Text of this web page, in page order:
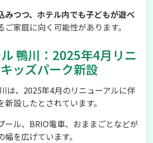
みつつ、ホテル内でも子どもが遊べ
ご家庭に向く可能性があります。
鴨川：2025年4月リニ
ッズパーク新設
は、2025年4月のリニューアルに伴
設したとされています。
ール、BRIO電車、おままごとなどが
を広げています。